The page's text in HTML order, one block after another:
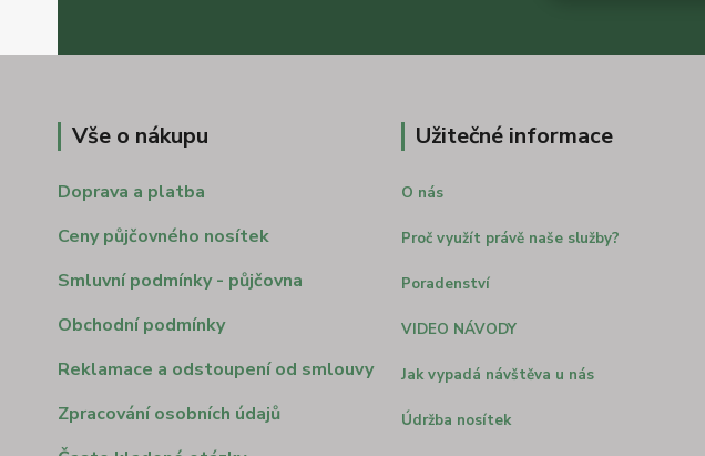
Vše o nákupu
Doprava a platba
Ceny půjčovného nosítek
Smluvní podmínky - půjčovna
Obchodní podmínky
Reklamace a odstoupení od smlouvy
Zpracování osobních údajů
Užitečné informace
O nás
Proč využít právě naše služby?
Poradenství
VIDEO NÁVODY
Jak vypadá návštěva u nás
Údržba nosítek